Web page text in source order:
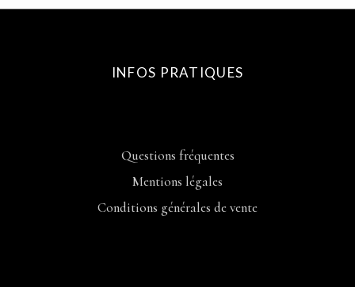
INFOS PRATIQUES
Questions fréquentes
Mentions légales
Conditions générales de vente